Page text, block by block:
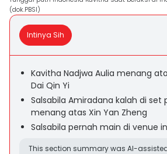
(dok.PBSI)
Intinya Sih
Kavitha Nadjwa Aulia menang
Dai Qin Yi
Salsabila Amiradana kalah di set
menang atas Xin Yan Zheng
Salsabila pernah main di venue
This section summary was AI-